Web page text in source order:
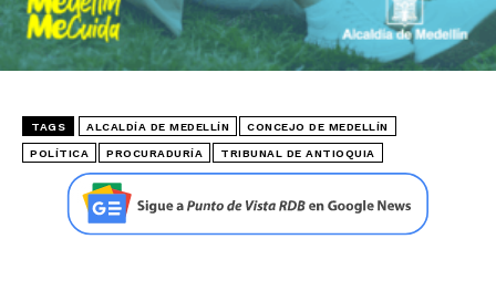
TAGS ALCALDÍA DE MEDELLÍN CONCEJO DE MEDELLÍN
POLÍTICA PROCURADURÍA TRIBUNAL DE ANTIOQUIA